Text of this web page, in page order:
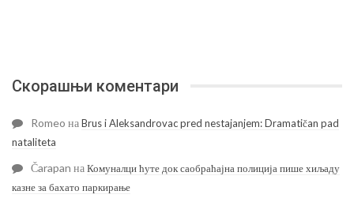
Скорашњи коментари
Romeo наBrus i Aleksandrovac pred nestajanjem: Dramatičan pad
nataliteta
Čarapan наКомуналци ћуте док саобраћајна полиција пише хиљаду
казне за бахато паркирање